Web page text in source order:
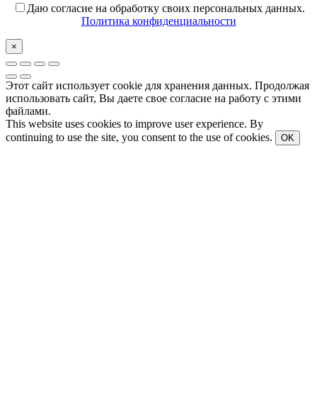
Даю согласие на обработку своих персональных данных.
Политика конфиденциальности
×
Этот сайт использует cookie для хранения данных. Продолжая
использовать сайт, Вы даете свое согласие на работу с этими
файлами.
This website uses cookies to improve user experience. By
continuing to use the site, you consent to the use of cookies.
OK